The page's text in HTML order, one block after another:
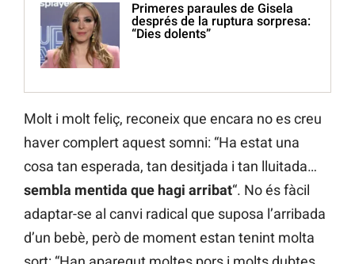
Primeres paraules de Gisela
després de la ruptura sorpresa:
“Dies dolents”
Molt i molt feliç, reconeix que encara no es creu
haver complert aquest somni: “Ha estat una
cosa tan esperada, tan desitjada i tan lluitada…
sembla mentida que hagi arribat“. No és fàcil
adaptar-se al canvi radical que suposa l’arribada
d’un bebè, però de moment estan tenint molta